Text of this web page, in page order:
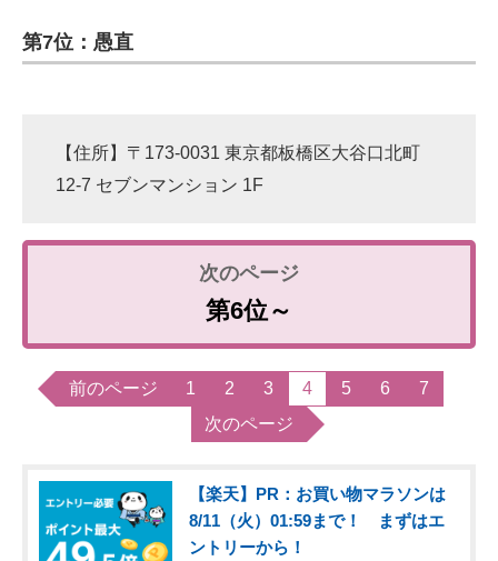
第7位：愚直
【住所】〒173-0031 東京都板橋区大谷口北町
12-7 セブンマンション 1F
第6位～
前のページ 1 2 3 4 5 6
7
次のページ
【楽天】PR：お買い物マラソンは
8/11（火）01:59まで！ まずはエ
ントリーから！